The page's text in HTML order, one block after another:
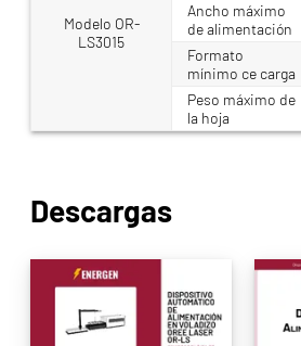
Modelo OR-
LS3015
Ancho máximo
de alimentación
Formato
mínimo ce carga
Peso máximo de
la hoja
Descargas